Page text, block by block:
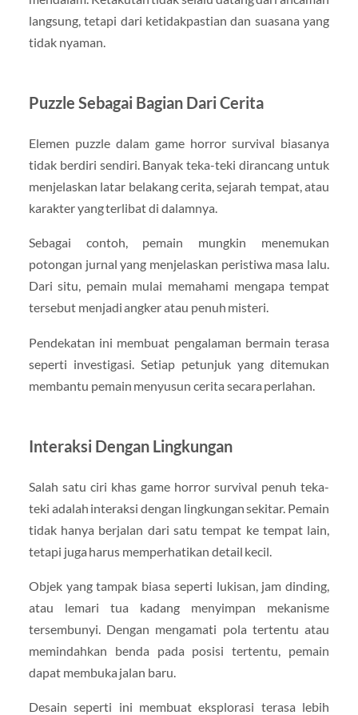
langsung, tetapi dari ketidakpastian dan suasana yang
tidak nyaman.
Puzzle Sebagai Bagian Dari Cerita
Elemen puzzle dalam game horror survival biasanya
tidak berdiri sendiri. Banyak teka-teki dirancang untuk
menjelaskan latar belakang cerita, sejarah tempat, atau
karakter yang terlibat di dalamnya.
Sebagai contoh, pemain mungkin menemukan
potongan jurnal yang menjelaskan peristiwa masa lalu.
Dari situ, pemain mulai memahami mengapa tempat
tersebut menjadi angker atau penuh misteri.
Pendekatan ini membuat pengalaman bermain terasa
seperti investigasi. Setiap petunjuk yang ditemukan
membantu pemain menyusun cerita secara perlahan.
Interaksi Dengan Lingkungan
Salah satu ciri khas game horror survival penuh teka-
teki adalah interaksi dengan lingkungan sekitar. Pemain
tidak hanya berjalan dari satu tempat ke tempat lain,
tetapi juga harus memperhatikan detail kecil.
Objek yang tampak biasa seperti lukisan, jam dinding,
atau lemari tua kadang menyimpan mekanisme
tersembunyi. Dengan mengamati pola tertentu atau
memindahkan benda pada posisi tertentu, pemain
dapat membuka jalan baru.
Desain seperti ini membuat eksplorasi terasa lebih